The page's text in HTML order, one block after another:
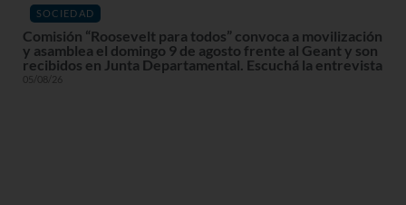
SOCIEDAD
Comisión “Roosevelt para todos” convoca a movilización
y asamblea el domingo 9 de agosto frente al Geant y son
recibidos en Junta Departamental. Escuchá la entrevista
05/08/26